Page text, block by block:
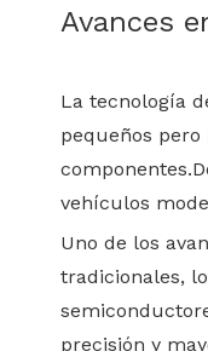
Avances
La tecnología
pequeños
vehículos
Uno de los
tradicionales,
precisión y